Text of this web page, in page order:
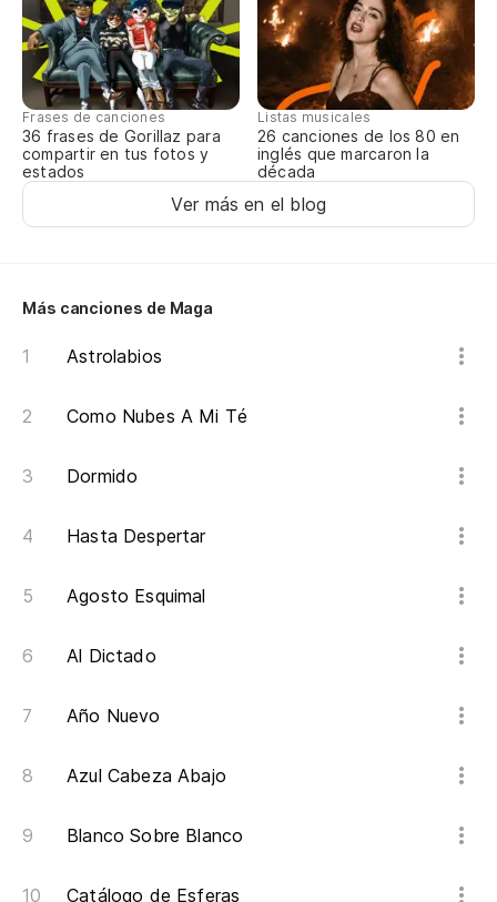
Frases de canciones
36 frases de Gorillaz para
compartir en tus fotos y
estados
Listas musicales
26 canciones de los 80 en
inglés que marcaron la
década
Ver más en el blog
Más canciones de Maga
Astrolabios
Como Nubes A Mi Té
Dormido
Hasta Despertar
Agosto Esquimal
Al Dictado
Año Nuevo
Azul Cabeza Abajo
Blanco Sobre Blanco
Catálogo de Esferas